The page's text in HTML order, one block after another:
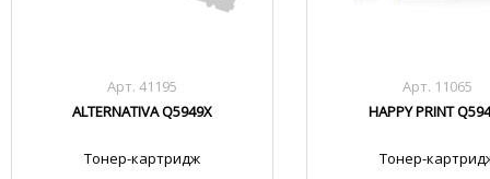
Арт. 41195
ALTERNATIVA Q5949X
Тонер-картридж
Арт. 11065
HAPPY PRINT
Тонер-